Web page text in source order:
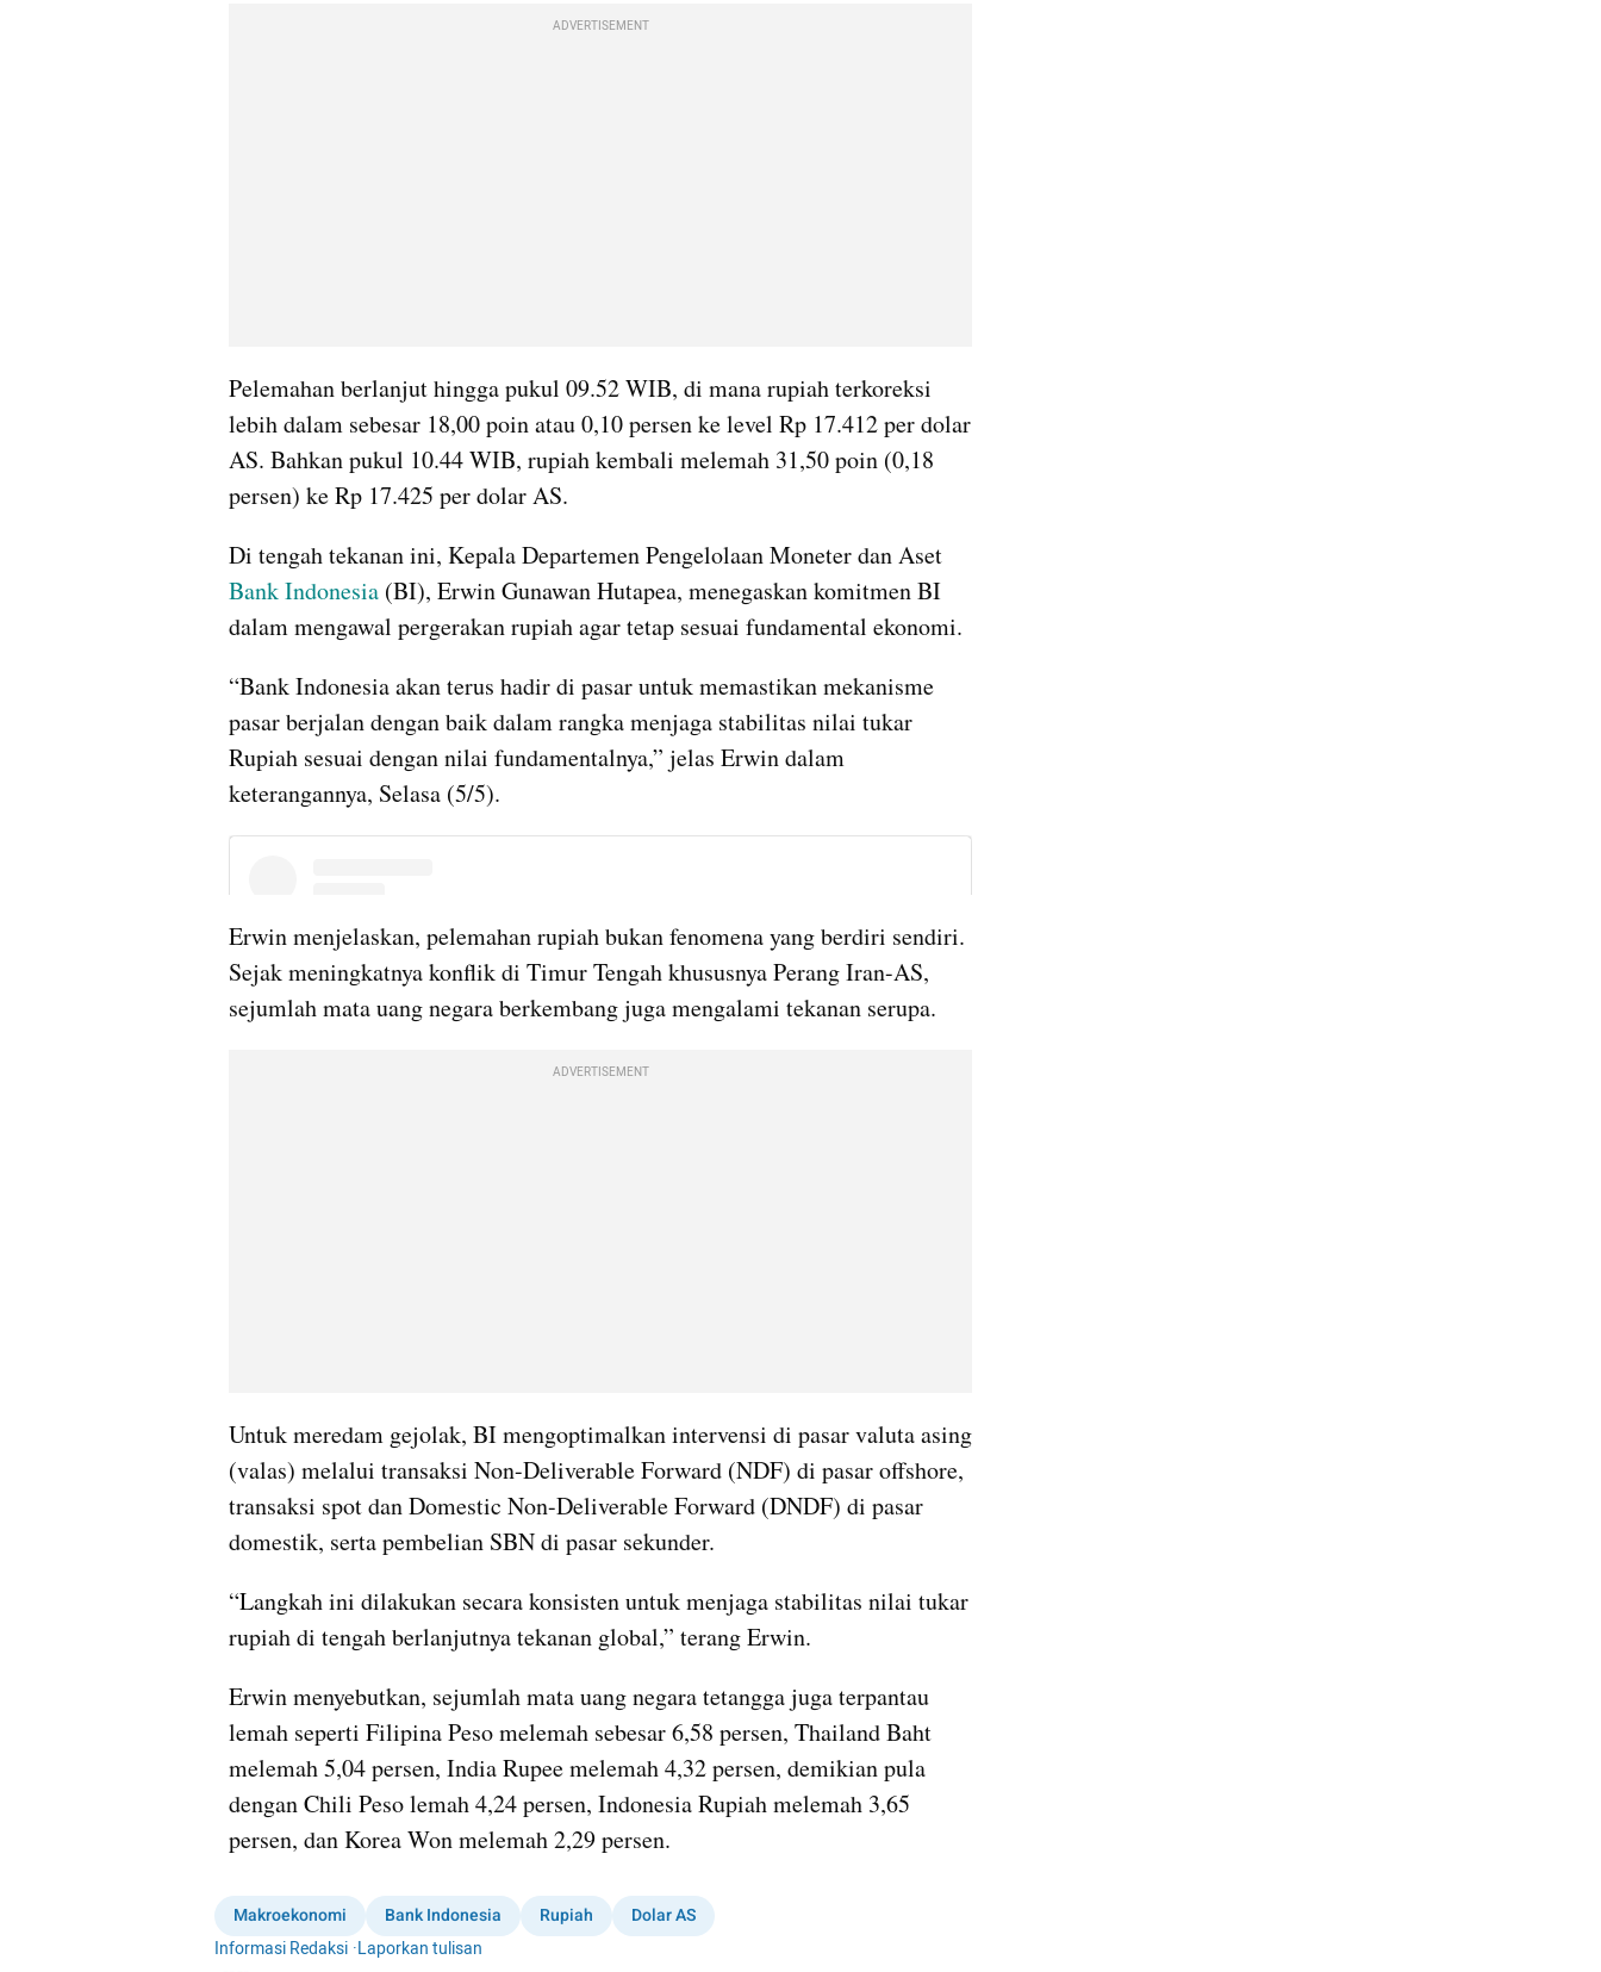
ADVERTISEMENT
Pelemahan berlanjut hingga pukul 09.52 WIB, di mana rupiah terkoreksi
lebih dalam sebesar 18,00 poin atau 0,10 persen ke level Rp 17.412 per dolar
AS. Bahkan pukul 10.44 WIB, rupiah kembali melemah 31,50 poin (0,18
persen) ke Rp 17.425 per dolar AS.
Bank Indonesia (BI), Erwin Gunawan Hutapea, menegaskan komitmen BI
dalam mengawal pergerakan rupiah agar tetap sesuai fundamental ekonomi.
“Bank Indonesia akan terus hadir di pasar untuk memastikan mekanisme
pasar berjalan dengan baik dalam rangka menjaga stabilitas nilai tukar
Rupiah sesuai dengan nilai fundamentalnya,” jelas Erwin dalam
keterangannya, Selasa (5/5).
Erwin menjelaskan, pelemahan rupiah bukan fenomena yang berdiri sendiri.
Sejak meningkatnya konflik di Timur Tengah khususnya Perang Iran-AS,
sejumlah mata uang negara berkembang juga mengalami tekanan serupa.
ADVERTISEMENT
Untuk meredam gejolak, BI mengoptimalkan intervensi di pasar valuta asing
(valas) melalui transaksi Non-Deliverable Forward (NDF) di pasar offshore,
transaksi spot dan Domestic Non-Deliverable Forward (DNDF) di pasar
domestik, serta pembelian SBN di pasar sekunder.
“Langkah ini dilakukan secara konsisten untuk menjaga stabilitas nilai tukar
rupiah di tengah berlanjutnya tekanan global,” terang Erwin.
Erwin menyebutkan, sejumlah mata uang negara tetangga juga terpantau
lemah seperti Filipina Peso melemah sebesar 6,58 persen, Thailand Baht
melemah 5,04 persen, India Rupee melemah 4,32 persen, demikian pula
dengan Chili Peso lemah 4,24 persen, Indonesia Rupiah melemah 3,65
persen, dan Korea Won melemah 2,29 persen.
Makroekonomi Bank Indonesia Rupiah
Dolar AS
Informasi Redaksi ·Laporkan tulisan